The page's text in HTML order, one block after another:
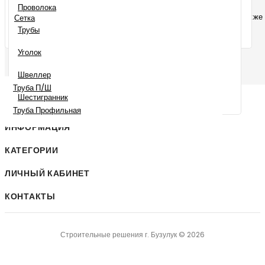
Проволока
Трубы
Труба П/ш
Труба Профильная
Уголок
Швеллер
Шестигранник
Сетка
Гладкую раструбную трубу можно купить для монтажа
канализационной системы в частном доме, квартире, а также
любых других объектах. Элемент легко установить
дополнительных инструментов.
ИНФОРМАЦИЯ
КАТЕГОРИИ
ЛИЧНЫЙ КАБИНЕТ
КОНТАКТЫ
Строительные решения г. Бузулук © 2026